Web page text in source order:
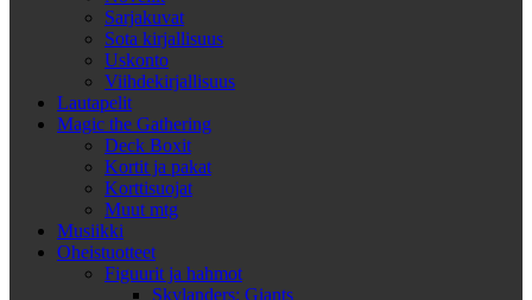
Sarjakuvat
Sota kirjallisuus
Uskonto
Viihdekirjallisuus
Lautapelit
Magic the Gathering
Deck Boxit
Kortit ja pakat
Korttisuojat
Muut mtg
Musiikki
Oheistuotteet
Figuurit ja hahmot
Skylanders: Giants